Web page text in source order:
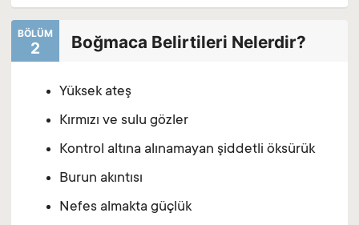
BÖLÜM
2 Boğmaca Belirtileri Nelerdir?
Yüksek ateş
Kırmızı ve sulu gözler
Kontrol altına alınamayan şiddetli öksürük
Burun akıntısı
Nefes almakta güçlük